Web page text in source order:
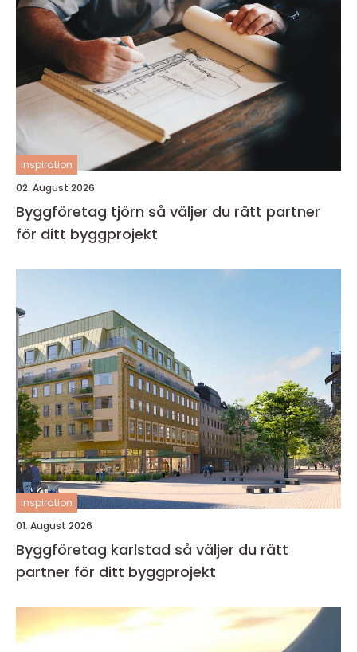
inspiration
02. August 2026
Byggföretag tjörn så väljer du rätt partner
för ditt byggprojekt
inspiration
01. August 2026
Byggföretag karlstad så väljer du rätt
partner för ditt byggprojekt